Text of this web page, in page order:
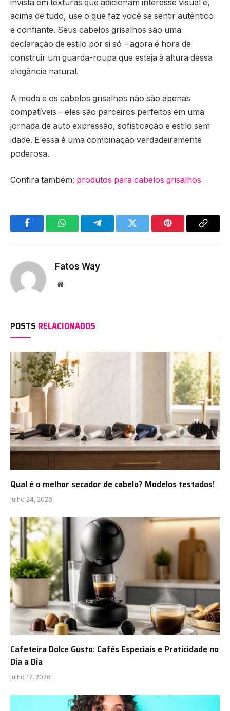
invista em texturas que adicionam interesse visual e,
acima de tudo, use o que faz você se sentir autêntico
e confiante. Seus cabelos grisalhos são uma
declaração de estilo por si só – agora é hora de
construir um guarda-roupa que esteja à altura dessa
elegância natural.
A moda e os cabelos grisalhos não são apenas
compatíveis – eles são parceiros perfeitos em uma
jornada de auto expressão, sofisticação e estilo sem
idade. E essa é uma combinação verdadeiramente
poderosa.
Confira também: produtos para cabelos grisalhos
FacebookWhatsAppTelegramTwitter Pinterest Copy
Fatos Way
Website
POSTS RELACIONADOS
Qual é o melhor secador de cabelo? Modelos testados!
julho 24, 2026
Cafeteira Dolce Gusto: Cafés Especiais e Praticidade no
Dia a Dia
julho 17, 2026